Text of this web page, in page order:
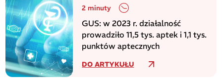
2 minuty
GUS: w 2023 r. działalność
prowadziło 11,5 tys. aptek i 1,1 tys.
punktów aptecznych
DO ARTYKUŁU